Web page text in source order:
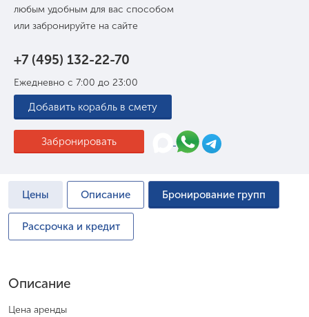
любым удобным для вас способом
или забронируйте на сайте
Забронировать
+7 (495) 132-22-70
Ежедневно с 7:00 до 23:00
Добавить корабль в смету
Цены Описание Бронирование групп
Рассрочка и кредит
Описание
Цена аренды